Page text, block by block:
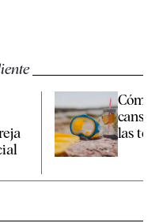
Cómo
las